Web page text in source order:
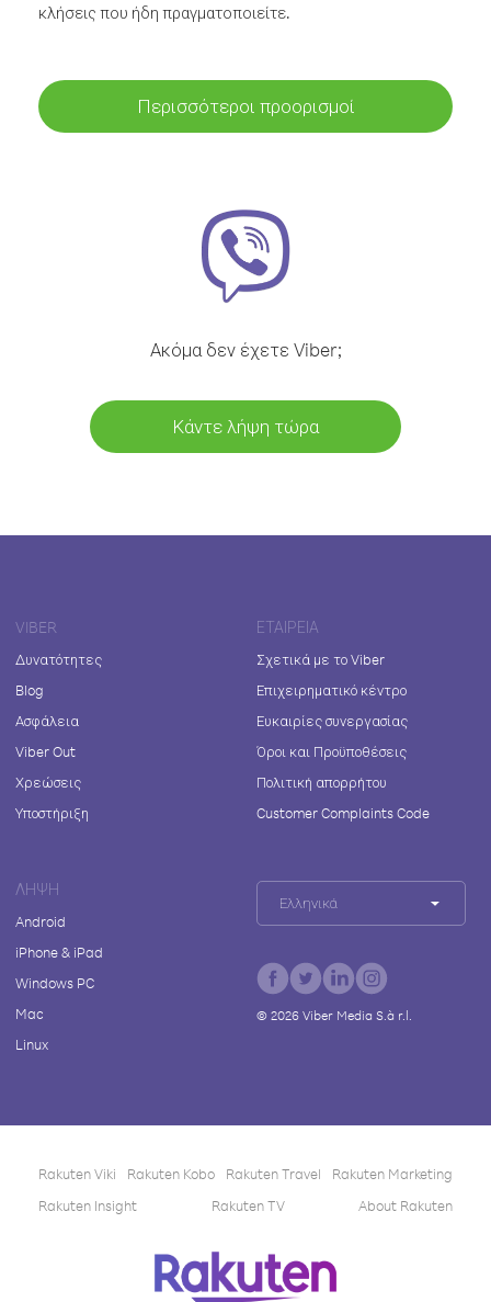
κλήσεις που ήδη πραγματοποιείτε.
Περισσότεροι προορισμοί
Ακόμα δεν έχετε Viber;
Κάντε λήψη τώρα
VIBER
Δυνατότητες
Blog
Ασφάλεια
Viber Out
Χρεώσεις
Υποστήριξη
ΕΤΑΙΡΕΊΑ
Σχετικά με το Viber
Επιχειρηματικό κέντρο
Ευκαιρίες συνεργασίας
Όροι και Προϋποθέσεις
Πολιτική απορρήτου
Customer Complaints Code
ΛΉΨΗ
Android
iPhone & iPad
Windows PC
Mac
Linux
Ελληνικά
© 2026Viber Media S.à r.l.
Rakuten Viki Rakuten Kobo Rakuten Travel
Rakuten Marketing
Rakuten Insight
Rakuten TV About Rakuten